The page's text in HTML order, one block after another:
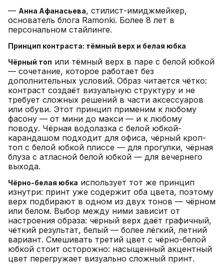
— Анна Афанасьева, стилист-имиджмейкер,
основатель блога Ramonki. Более 8 лет в
персональном стайлинге.
Принцип контраста: тёмный верх и белая юбка
Чёрный топ или тёмный верх в паре с белой юбкой
— сочетание, которое работает без
дополнительных условий. Образ читается чётко:
контраст создаёт визуальную структуру и не
требует сложных решений в части аксессуаров
или обуви. Этот принцип применим к любому
фасону — от мини до макси — и к любому
поводу. Чёрная водолазка с белой юбкой-
карандашом подходит для офиса, чёрный кроп-
топ с белой юбкой плиссе — для прогулки, чёрная
блуза с атласной белой юбкой — для вечернего
выхода.
Чёрно-белая юбка использует тот же принцип
изнутри: принт уже содержит оба цвета, поэтому
верх подбирают в одном из двух тонов — чёрном
или белом. Выбор между ними зависит от
настроения образа: чёрный верх даёт графичный,
чёткий результат, белый — более лёгкий, летний
вариант. Смешивать третий цвет с чёрно-белой
юбкой стоит осторожно: насыщенный акцентный
цвет перегружает визуально сложный принт.